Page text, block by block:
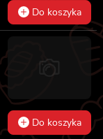
Do koszyka
Do koszyka